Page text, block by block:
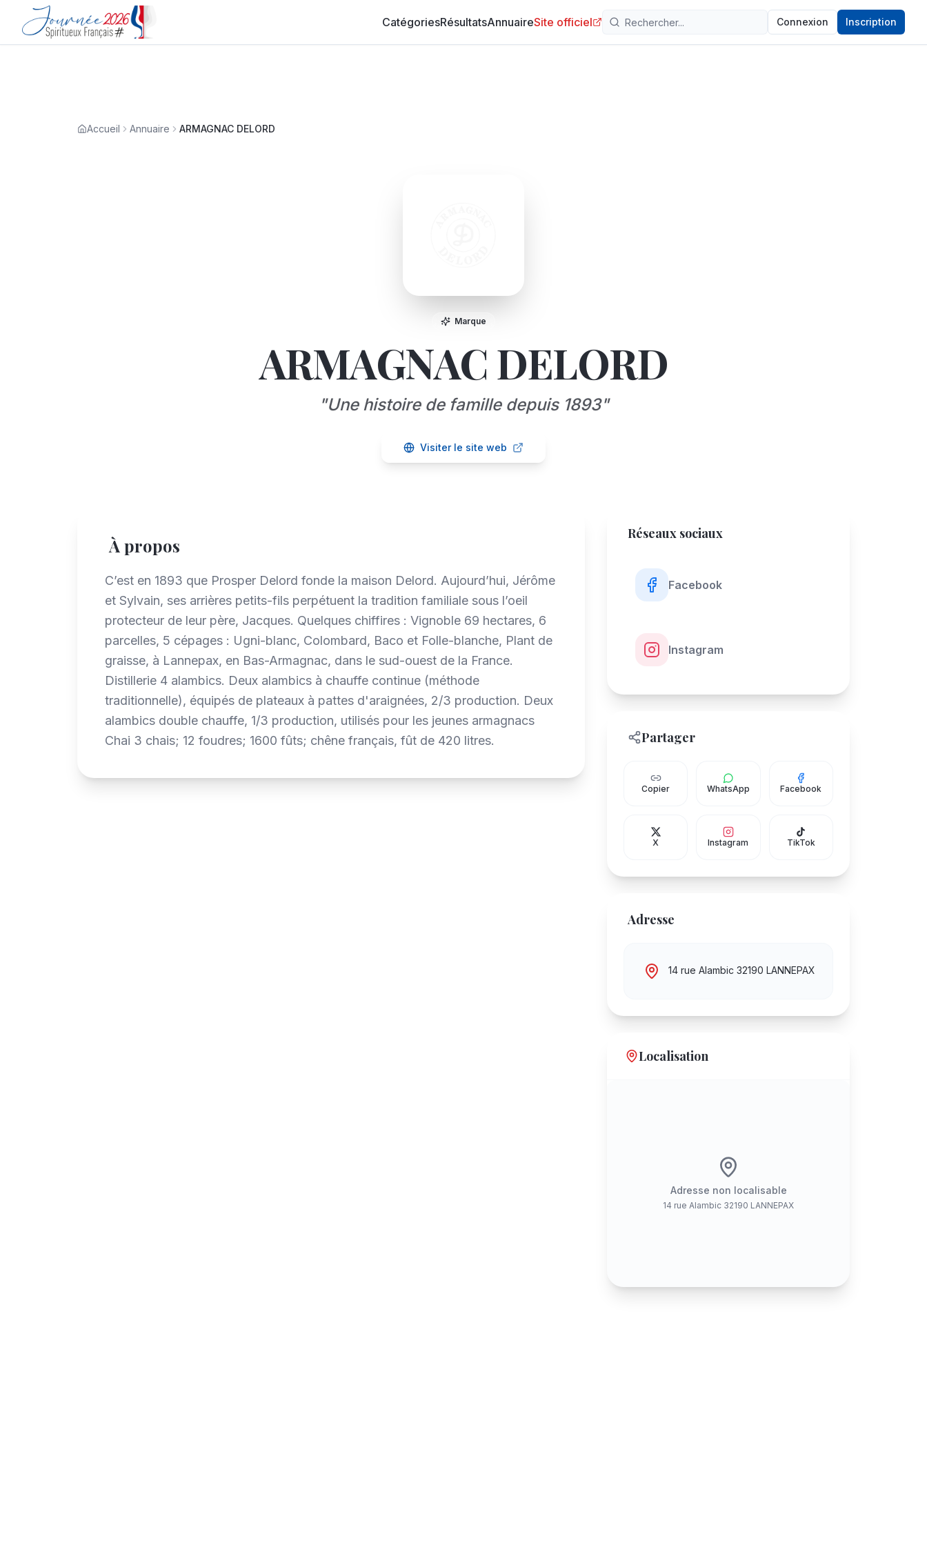
CatégoriesRésultatsAnnuaireSite officiel Connexion Inscription
Accueil Annuaire ARMAGNAC DELORD
Marque
ARMAGNAC DELORD
"Une histoire de famille depuis 1893"
Visiter le site web
À propos
C’est en 1893 que Prosper Delord fonde la maison Delord. Aujourd’hui, Jérôme
et Sylvain, ses arrières petits-fils perpétuent la tradition familiale sous l’oeil
protecteur de leur père, Jacques. Quelques chiffires : Vignoble 69 hectares, 6
parcelles, 5 cépages : Ugni-blanc, Colombard, Baco et Folle-blanche, Plant de
graisse, à Lannepax, en Bas-Armagnac, dans le sud-ouest de la France.
Distillerie 4 alambics. Deux alambics à chauffe continue (méthode
traditionnelle), équipés de plateaux à pattes d'araignées, 2/3 production. Deux
alambics double chauffe, 1/3 production, utilisés pour les jeunes armagnacs
Chai 3 chais; 12 foudres; 1600 fûts; chêne français, fût de 420 litres.
Réseaux sociaux
Facebook
Instagram
Partager
Copier WhatsApp Facebook
X Instagram TikTok
Adresse
14 rue Alambic 32190 LANNEPAX
Localisation
Adresse non localisable
14 rue Alambic 32190 LANNEPAX